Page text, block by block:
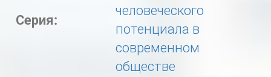
Серия:
человеческого
потенциала в
современном
обществе